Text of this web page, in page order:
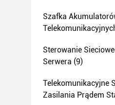
Szafka
Sterowanie
Serwera (9)
Telekomunikacyjne
Zasilania Prądem